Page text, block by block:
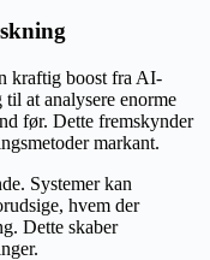
kraftig boost fra AI-
at analysere enorme
før. Dette fremskynder
markant.
Systemer kan
hvem der
Dette skaber